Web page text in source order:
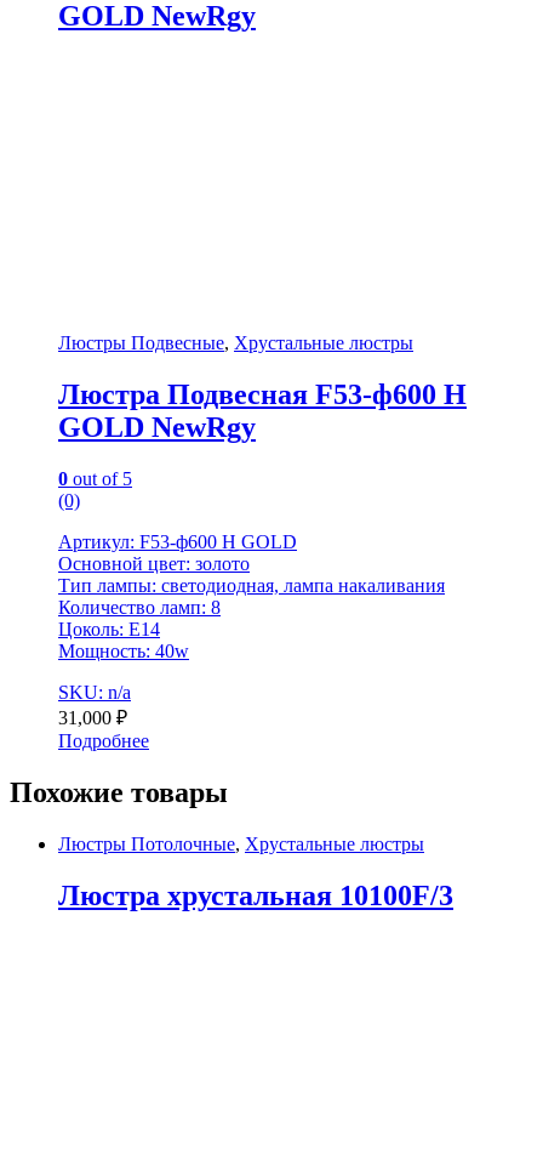
GOLD NewRgy
Люстры Подвесные, Хрустальные люстры
Люстра Подвесная F53-ф600 H
GOLD NewRgy
0 out of 5
(0)
Артикул: F53-ф600 H GOLD
Основной цвет: золото
Тип лампы: светодиодная, лампа накаливания
Количество ламп: 8
Цоколь: E14
Мощность: 40w
SKU: n/a
31,000 ₽
Подробнее
Похожие товары
Люстры Потолочные, Хрустальные люстры
Люстра хрустальная 10100F/3